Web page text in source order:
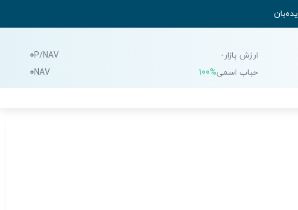
ارزش بازار-
حباب اسمی100%
P/NAV
0
NAV
0